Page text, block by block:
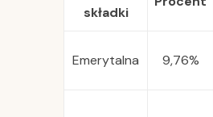
składki
Emerytalna 9,76%